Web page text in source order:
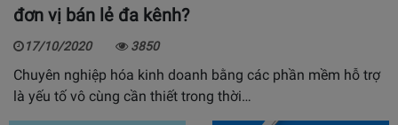
đơn vị bán lẻ đa kênh?
17/10/2020 3850
Chuyên nghiệp hóa kinh doanh bằng các phần mềm hỗ trợ
là yếu tố vô cùng cần thiết trong thời…